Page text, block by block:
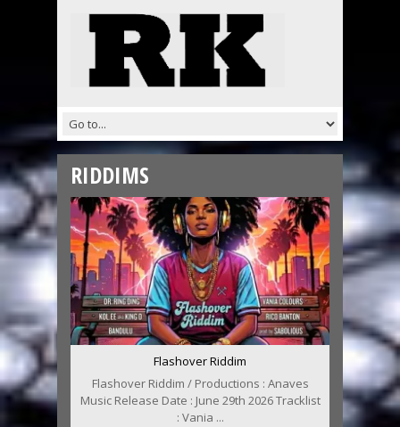
RIDDIMS
Flashover Riddim
Flashover Riddim / Productions : Anaves
Music Release Date : June 29th 2026 Tracklist
: Vania ...